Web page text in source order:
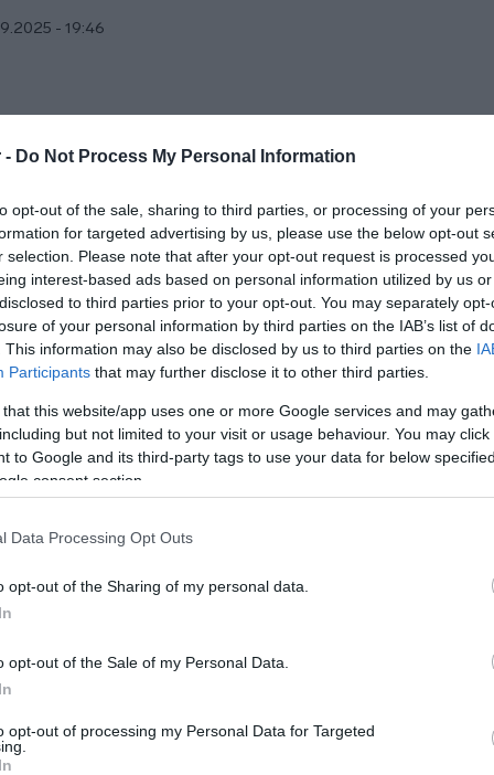
- Do Not Process My Personal Information
opt-out of the sale, sharing to third parties, or processing of your
for targeted advertising by us, please use the below opt-out
selection. Please note that after your opt-out request is processed
interest-based ads based on personal information utilized by us
to third parties prior to your opt-out. You may separately
of your personal information by third parties on the IAB’s list of
This information may also be disclosed by us to third parties on the
Participants that may further disclose it to other third parties.
that this website/app uses one or more Google services and may
but not limited to your visit or usage behaviour. You may
to Google and its third-party tags to use your data for below
consent section.
Data Processing Opt Outs
opt-out of the Sharing of my personal data.
opt-out of the Sale of my Personal Data.
opt-out of processing my Personal Data for Targeted
- 19:46
Λόρενς: Πρώτη δημόσια
την ανακοίνωση της εγκυμοσύνης
κοιλίτσα
τα χαρούμενα νέα με τον πιο κομψό τρόπο
- 12:33
Λόρενς: Είναι έγκυος και
παιδί της με τον Κουκ Μαρόνι
είναι πιο ευτυχισμένο από ποτέ